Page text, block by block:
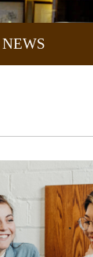
NEWS